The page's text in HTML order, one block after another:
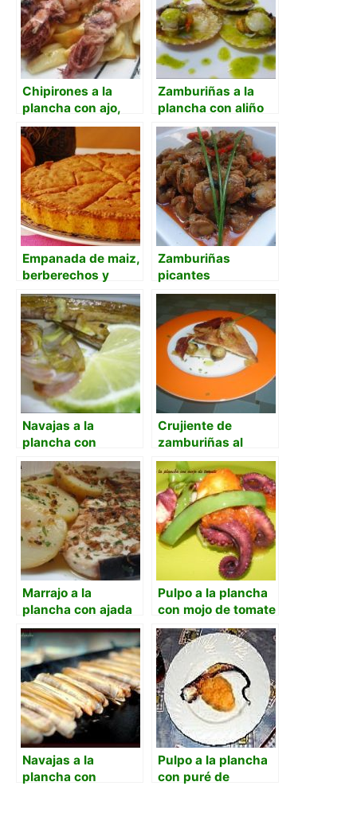
Chipirones a la
plancha con ajo,
perejil y limón
Zamburiñas a la
plancha con aliño
de ajo y Ribeiro
Empanada de maiz,
berberechos y
zamburiñas
Zamburiñas
picantes
Navajas a la
plancha con
vinagreta de lima
Crujiente de
zamburiñas al
aroma de albariño
Marrajo a la
plancha con ajada
y cachelos
Pulpo a la plancha
con mojo de tomate
Navajas a la
plancha con
Pulpo a la plancha
con puré de